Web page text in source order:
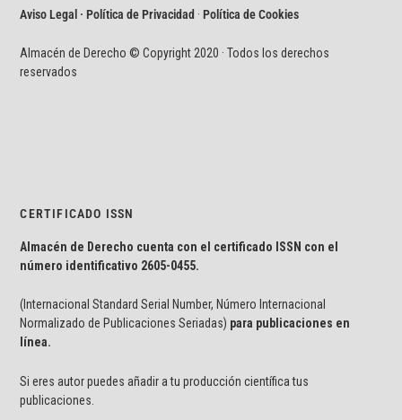
Aviso Legal · Política de Privacidad ·Política de Cookies
Almacén de Derecho © Copyright 2020 · Todos los derechos
reservados
CERTIFICADO ISSN
Almacén de Derecho cuenta con el certificado ISSN con el
número identificativo 2605-0455.
(Internacional Standard Serial Number, Número Internacional
Normalizado de Publicaciones Seriadas) para publicaciones en
línea.
Si eres autor puedes añadir a tu producción científica tus
publicaciones.